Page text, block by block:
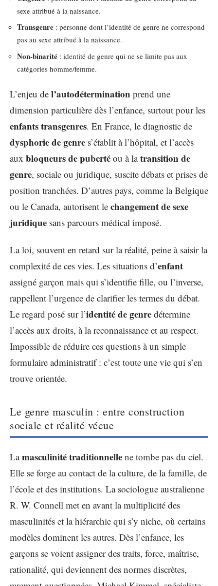
sexe attribué à la naissance.
Transgenre : personne dont l’identité de genre ne correspond
pas au sexe attribué à la naissance.
Non-binarité : identité de genre qui ne se limite pas aux
catégories homme/femme.
L’enjeu de l’autodétermination prend une
dimension particulière dès l’enfance, surtout pour les
enfants transgenres. En France, le diagnostic de
dysphorie de genre s’établit à l’hôpital, et l’accès
aux bloqueurs de puberté ou à latransition de
genre, sociale ou juridique, suscite débats et prises de
position tranchées. D’autres pays, comme la Belgique
ou le Canada, autorisent le changement de sexe
juridique sans parcours médical imposé.
La loi, souvent en retard sur la réalité, peine à saisir la
complexité de ces vies. Les situations d’enfant
assigné garçon mais qui s’identifie fille, ou l’inverse,
rappellent l’urgence de clarifier les termes du débat.
Le regard posé sur l’identité de genre détermine
l’accès aux droits, à la reconnaissance et au respect.
Impossible de réduire ces questions à un simple
formulaire administratif : c’est toute une vie qui s’en
trouve orientée.
Le genre masculin : entre construction
sociale et réalité vécue
Lamasculinité traditionnelle ne tombe pas du ciel.
Elle se forge au contact de la culture, de la famille, de
l’école et des institutions. La sociologue australienne
R. W. Connell met en avant la multiplicité des
masculinités et la hiérarchie qui s’y niche, où certains
modèles dominent les autres. Dès l’enfance, les
garçons se voient assigner des traits, force, maîtrise,
rationalité, qui deviennent des normes discrètes,